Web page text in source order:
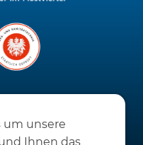
um unsere
Ihnen das